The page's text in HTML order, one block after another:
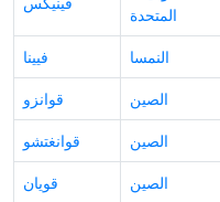
المتحدة
فيينا النمسا
قوانزو
الصين
قوانغتشو
الصين
قويان
الصين